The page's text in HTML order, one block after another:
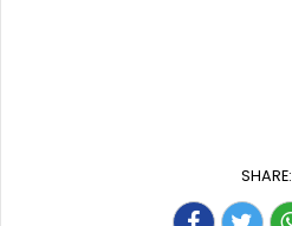
SHARE: